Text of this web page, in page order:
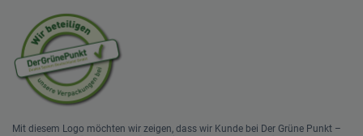
Mit diesem Logo möchten wir zeigen, dass wir Kunde bei Der Grüne Punkt –